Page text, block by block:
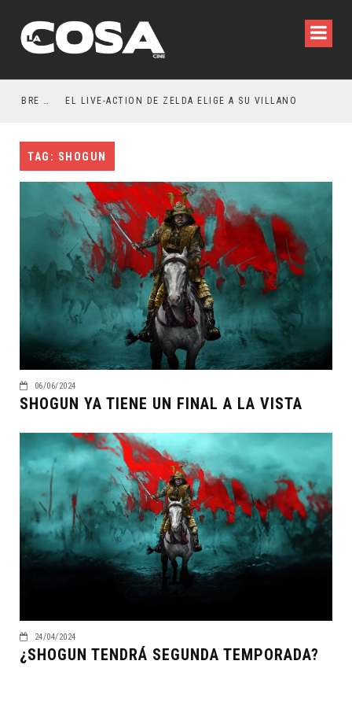
RESEÑA LA INVITACIÓN: OLIVIA WILDE REFLEXIONA SOBRE LA VIDA CONYUGAL EL LIVE-ACTION DE ZELDA ELIGE A SU VILLANO
TAG: SHOGUN
06/06/2024
SHOGUN YA TIENE UN FINAL A LA VISTA
24/04/2024
¿SHOGUN TENDRÁ SEGUNDA TEMPORADA?